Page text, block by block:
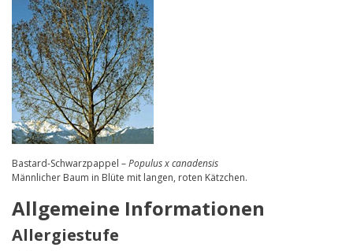
Bastard-Schwarzpappel –Populus x canadensis
Männlicher Baum in Blüte mit langen, roten Kätzchen.
Allgemeine Informationen
Allergiestufe